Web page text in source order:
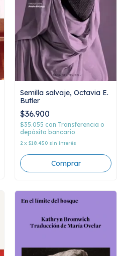
Semilla salvaje, Octavia E.
Butler
$36.900
$35.055 con Transferencia o
depósito bancario
2 x $18.450 sin interés